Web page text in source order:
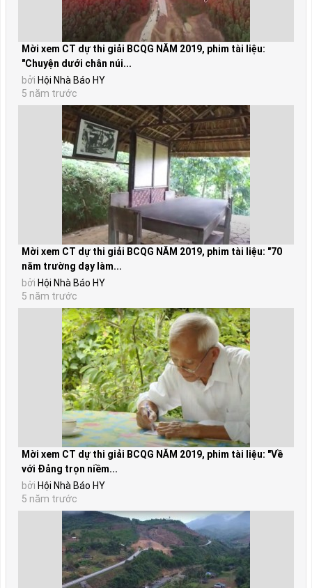
Mời xem CT dự thi giải BCQG NĂM 2019, phim tài liệu:
"Chuyện dưới chân núi...
bởi Hội Nhà Báo HY
5 năm trước
Mời xem CT dự thi giải BCQG NĂM 2019, phim tài liệu: "70
năm trường dạy làm...
bởi Hội Nhà Báo HY
5 năm trước
Mời xem CT dự thi giải BCQG NĂM 2019, phim tài liệu: "Về
với Đảng trọn niềm...
bởi Hội Nhà Báo HY
5 năm trước